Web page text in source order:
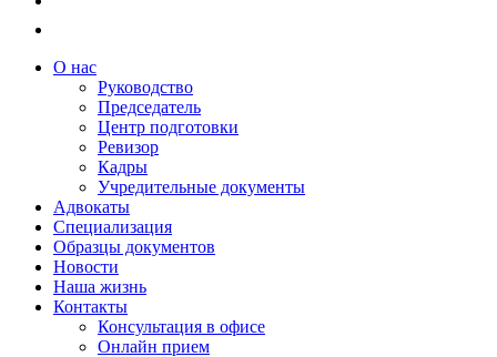
О нас
Руководство
Председатель
Центр подготовки
Ревизор
Кадры
Учредительные документы
Адвокаты
Специализация
Образцы документов
Новости
Наша жизнь
Контакты
Консультация в офисе
Онлайн прием